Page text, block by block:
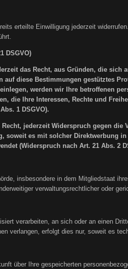
erteilte Einwilligung jederzeit
DSGVO)
das Recht, aus Gründen, die sich
diese Bestimmungen gestütztes
werden wir Ihre betroffenen
die Ihre Interessen, Rechte und
1 DSGVO).
jederzeit Widerspruch gegen die
es mit solcher Direktwerbung
(Widerspruch nach Art. 21 Abs. 2
insbesondere in dem Mitgliedstaat
verwaltungsrechtlicher oder
verarbeiten, an sich oder an einen
verlangen, erfolgt dies nur, soweit es
über Ihre gespeicherten